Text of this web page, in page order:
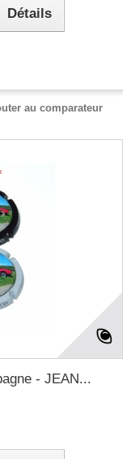
Détails
au comparateur
- JEAN...